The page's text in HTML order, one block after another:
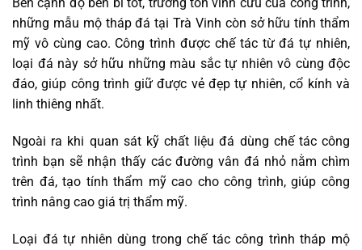
những mẫu mộ tháp đá tại Trà Vinh còn sở hữu tính thẩm
mỹ vô cùng cao. Công trình được chế tác từ đá tự nhiên,
loại đá này sở hữu những màu sắc tự nhiên vô cùng độc
đáo, giúp công trình giữ được vẻ đẹp tự nhiên, cổ kính và
linh thiêng nhất.
Ngoài ra khi quan sát kỹ chất liệu đá dùng chế tác công
trình bạn sẽ nhận thấy các đường vân đá nhỏ nằm chìm
trên đá, tạo tính thẩm mỹ cao cho công trình, giúp công
trình nâng cao giá trị thẩm mỹ.
Loại đá tự nhiên dùng trong chế tác công trình tháp mộ